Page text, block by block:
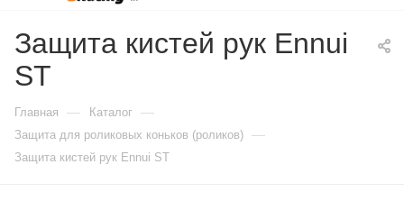
Защита кистей рук Ennui
ST
Главная — Каталог —
Защита для роликовых коньков (роликов) —
Защита кистей рук Ennui ST